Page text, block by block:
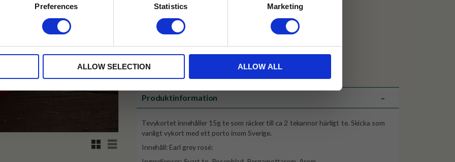
Preferences Statistics Marketing
ALLOW SELECTION ALLOW ALL
RutnätsvyListvy
✓ Gratis teprov i varje beställning
Visa alla produkter från Tehuset Java
Produktinformation
Tevykortet innehåller 15g te som räcker till ca 2 tekannor härligt te. Skicka som
vanligt vykort med ett porto inom Sverige.
Innehåll: Earl grey rosé:
Rabatten fungerar endast
med andra erbjudanden.